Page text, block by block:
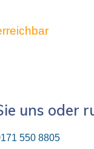
uns oder
550 8805